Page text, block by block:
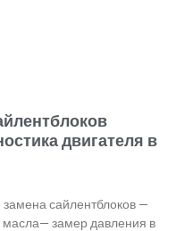
двигателя в
сайлентблоков —
замер давления в